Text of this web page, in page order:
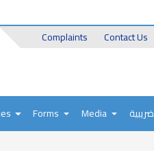
Header
Top
Complaints Contact Us
Forms Media